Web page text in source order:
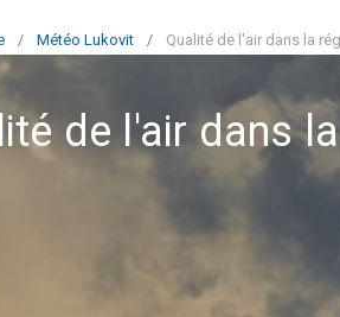
/ Météo Lukovit / Qualité de l'air dans la
de l'air dans